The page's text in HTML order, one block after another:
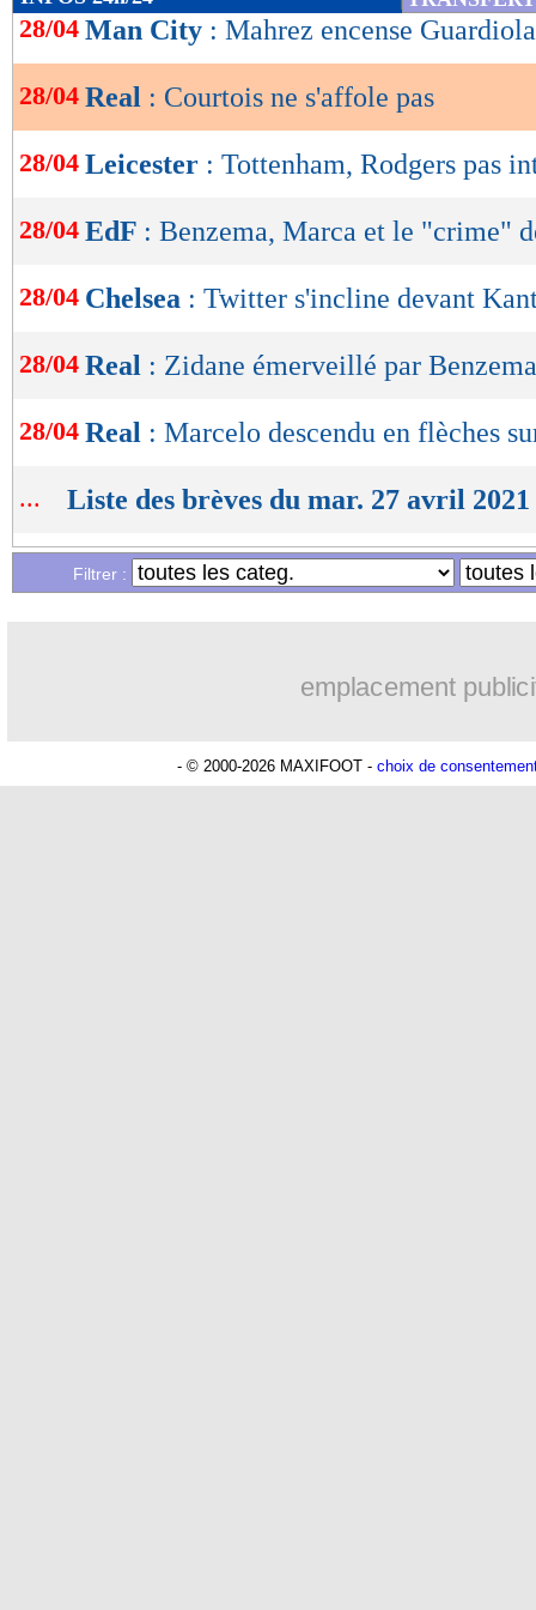
de
OK
28/04 Man City : Mahrez encense Guardiola
28/04 Real : Courtois ne s'affole pas
28/04 Leicester : Tottenham, Rodgers pas
28/04 EdF : Benzema, Marca et le "crime"
28/04 Chelsea : Twitter s'incline devant
28/04 Real : Zidane émerveillé par Benzema
28/04 Real : Marcelo descendu en flèches
... Liste des brèves du mar. 27 avril 2021
Liste des brèves du lun. 26 avril 2021
Filtrer :
emplacement
- © 2000-2026 MAXIFOOT - choix de